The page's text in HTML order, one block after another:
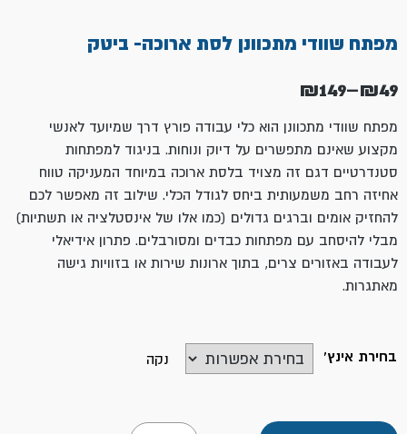
מפתח שוודי מתכוונן לסת ארוכה- ביטק
₪49
–
₪149
טווח
מחירים:
עד
מפתח שוודי מתכוונן הוא כלי עבודה פורץ דרך שמיועד לאנשי
מקצוע שאינם מתפשרים על דיוק ונוחות. בניגוד למפתחות
סטנדרטיים דגם זה מצויד בלסת ארוכה במיוחד המעניקה טווח
אחיזה רחב משמעותית ביחס לגודל הכלי. שילוב זה מאפשר לכם
להחזיק אומים וברגים גדולים (כמו אלו של אינסטלציה או תשתיות)
מבלי להיסחב עם מפתחות כבדים ומסורבלים. פתרון אידיאלי
לעבודה באזורים צרים, בתוך ארונות שירות או בזוויות גישה
מאתגרות.
בחירת אינץ' נקה
כמות